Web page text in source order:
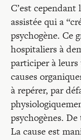
C’est
assistée qui a
psychogène. Ce
hospitaliers à
participer à
causes
à repérer, par
psychogènes.
La cause est